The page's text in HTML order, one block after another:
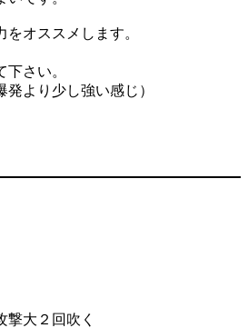
オススメします。
さい。
発より少し強い感じ）
撃大２回吹く